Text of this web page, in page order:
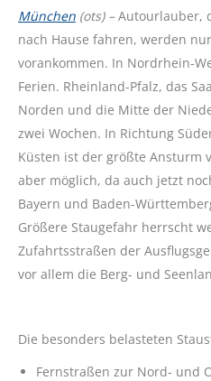
München (ots) –Autourlauber,
nach Hause fahren, werden
vorankommen. In Nordrhein-
Ferien. Rheinland-Pfalz, das
Norden und die Mitte der
zwei Wochen. In Richtung
Küsten ist der größte Ansturm
aber möglich, da auch jetzt
Bayern und Baden-
Größere Staugefahr herrscht
Zufahrtsstraßen der
vor allem die Berg- und
Die besonders belasteten
Fernstraßen zur Nord- und